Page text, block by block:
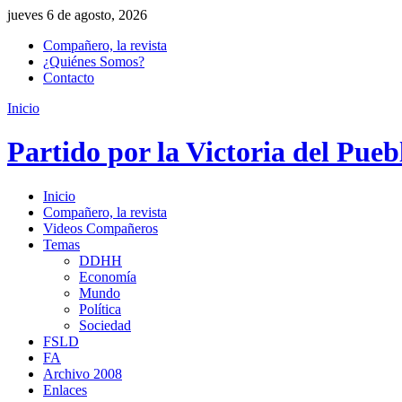
jueves 6 de agosto, 2026
Compañero, la revista
¿Quiénes Somos?
Contacto
Inicio
Partido por la Victoria del
Inicio
Compañero, la revista
Videos Compañeros
Temas
DDHH
Economía
Mundo
Política
Sociedad
FSLD
FA
Archivo 2008
Enlaces